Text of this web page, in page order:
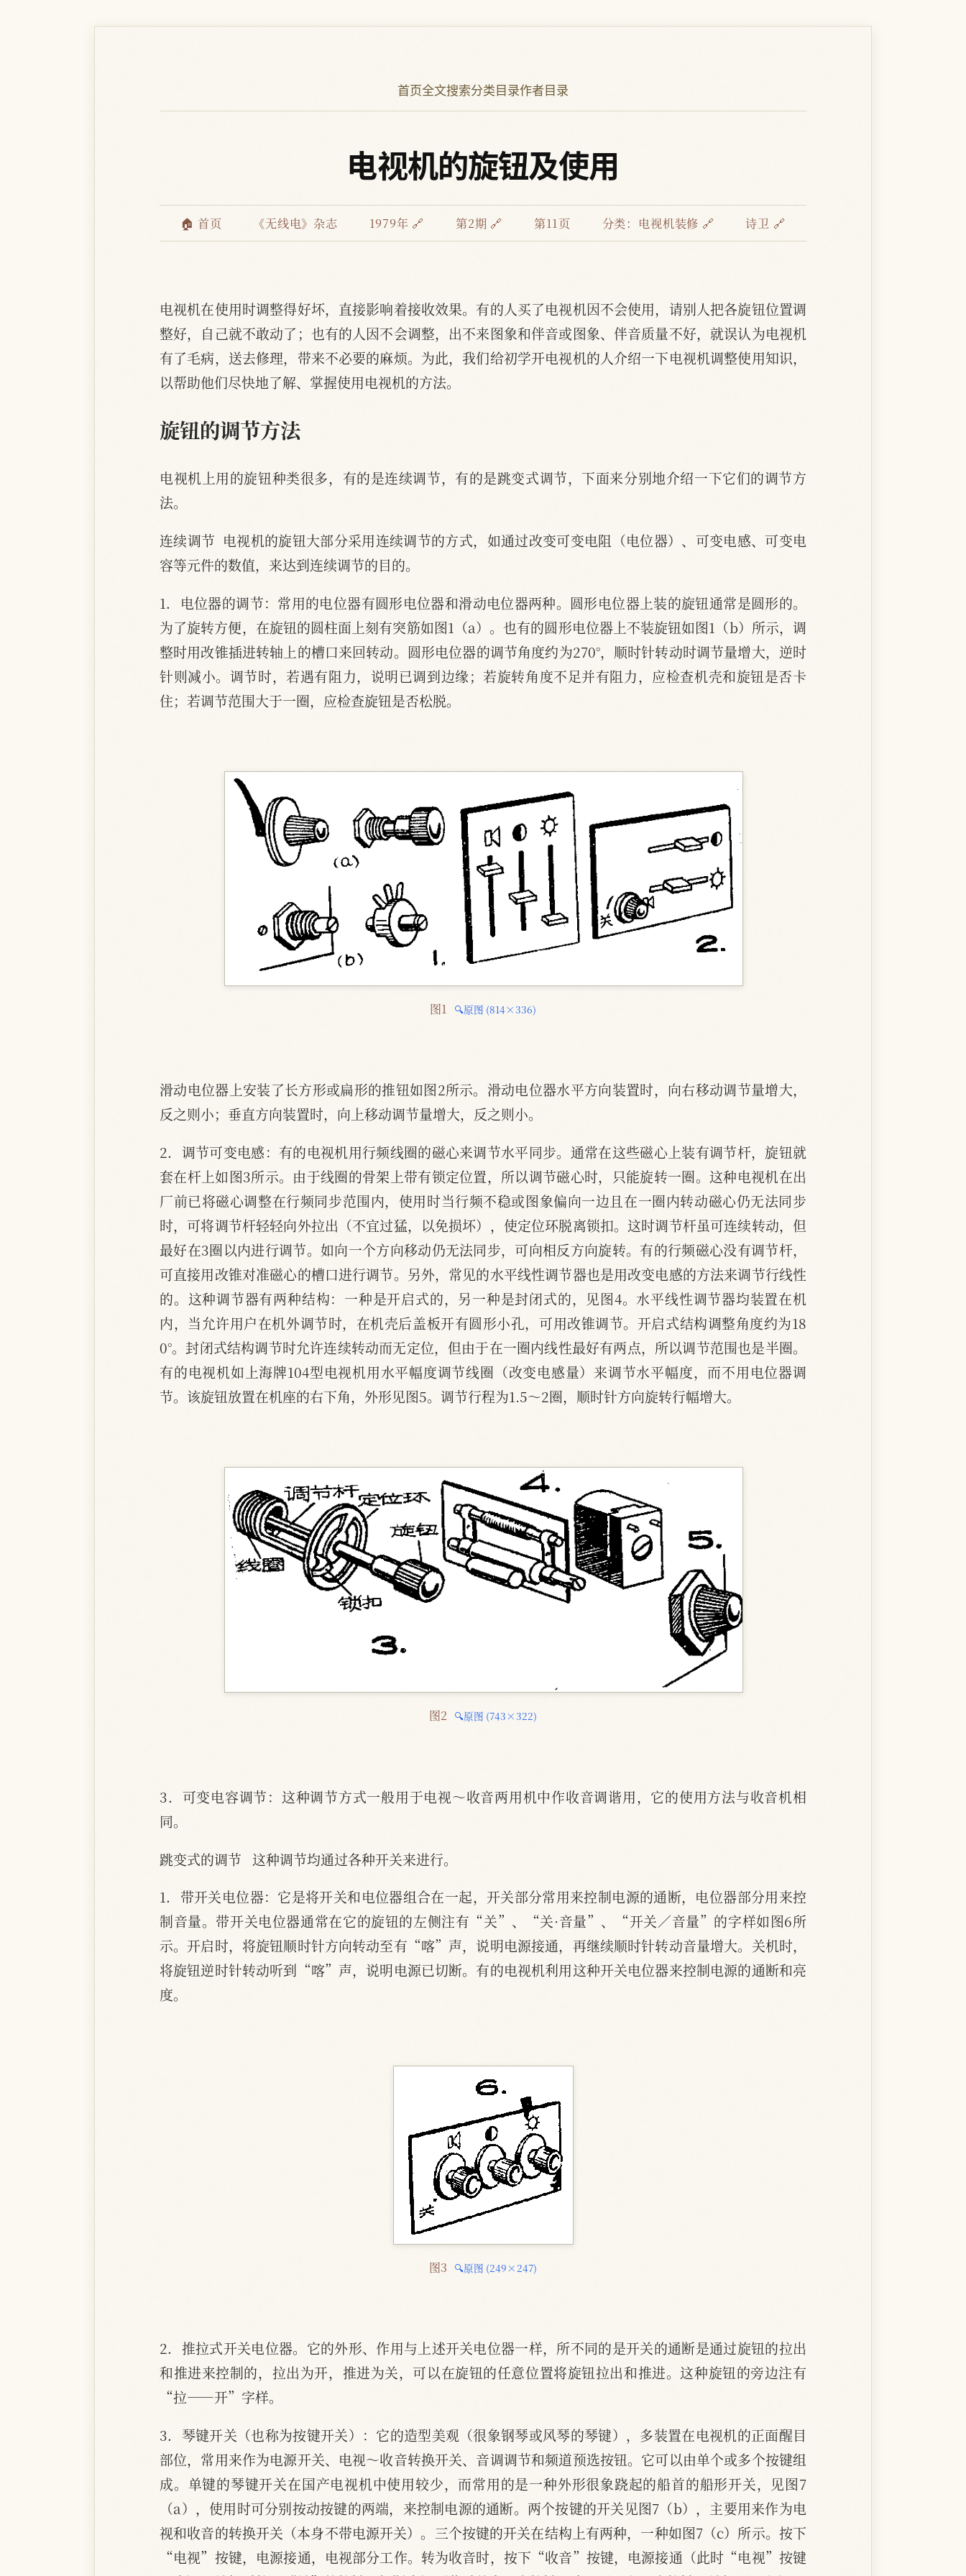
首页全文搜索分类目录作者目录
电视机的旋钮及使用
🏠 首页 《无线电》杂志 1979年 🔗 第2期 🔗 第11页 分类： 电视机装修 🔗 诗卫 🔗
电视机在使用时调整得好坏，直接影响着接收效果。有的人买了电视机因不会使用，请别人把各旋钮位置调
整好，自己就不敢动了；也有的人因不会调整，出不来图象和伴音或图象、伴音质量不好，就误认为电视机
有了毛病，送去修理，带来不必要的麻烦。为此，我们给初学开电视机的人介绍一下电视机调整使用知识，
以帮助他们尽快地了解、掌握使用电视机的方法。
旋钮的调节方法
电视机上用的旋钮种类很多，有的是连续调节，有的是跳变式调节，下面来分别地介绍一下它们的调节方
法。
连续调节  电视机的旋钮大部分采用连续调节的方式，如通过改变可变电阻（电位器）、可变电感、可变电
容等元件的数值，来达到连续调节的目的。
1．电位器的调节：常用的电位器有圆形电位器和滑动电位器两种。圆形电位器上装的旋钮通常是圆形的。
为了旋转方便，在旋钮的圆柱面上刻有突筋如图1（a）。也有的圆形电位器上不装旋钮如图1（b）所示，调
整时用改锥插进转轴上的槽口来回转动。圆形电位器的调节角度约为270°，顺时针转动时调节量增大，逆时
针则减小。调节时，若遇有阻力，说明已调到边缘；若旋转角度不足并有阻力，应检查机壳和旋钮是否卡
住；若调节范围大于一圈，应检查旋钮是否松脱。
图1 🔍原图 (814×336)
滑动电位器上安装了长方形或扁形的推钮如图2所示。滑动电位器水平方向装置时，向右移动调节量增大，
反之则小；垂直方向装置时，向上移动调节量增大，反之则小。
2．调节可变电感：有的电视机用行频线圈的磁心来调节水平同步。通常在这些磁心上装有调节杆，旋钮就
套在杆上如图3所示。由于线圈的骨架上带有锁定位置，所以调节磁心时，只能旋转一圈。这种电视机在出
厂前已将磁心调整在行频同步范围内，使用时当行频不稳或图象偏向一边且在一圈内转动磁心仍无法同步
时，可将调节杆轻轻向外拉出（不宜过猛，以免损坏），使定位环脱离锁扣。这时调节杆虽可连续转动，但
最好在3圈以内进行调节。如向一个方向移动仍无法同步，可向相反方向旋转。有的行频磁心没有调节杆，
可直接用改锥对准磁心的槽口进行调节。另外，常见的水平线性调节器也是用改变电感的方法来调节行线性
的。这种调节器有两种结构：一种是开启式的，另一种是封闭式的，见图4。水平线性调节器均装置在机
内，当允许用户在机外调节时，在机壳后盖板开有圆形小孔，可用改锥调节。开启式结构调整角度约为18
0°。封闭式结构调节时允许连续转动而无定位，但由于在一圈内线性最好有两点，所以调节范围也是半圈。
有的电视机如上海牌104型电视机用水平幅度调节线圈（改变电感量）来调节水平幅度，而不用电位器调
节。该旋钮放置在机座的右下角，外形见图5。调节行程为1.5～2圈，顺时针方向旋转行幅增大。
图2 🔍原图 (743×322)
3．可变电容调节：这种调节方式一般用于电视～收音两用机中作收音调谐用，它的使用方法与收音机相
同。
跳变式的调节   这种调节均通过各种开关来进行。
1．带开关电位器：它是将开关和电位器组合在一起，开关部分常用来控制电源的通断，电位器部分用来控
制音量。带开关电位器通常在它的旋钮的左侧注有“关”、“关·音量”、“开关／音量”的字样如图6所
示。开启时，将旋钮顺时针方向转动至有“喀”声，说明电源接通，再继续顺时针转动音量增大。关机时，
将旋钮逆时针转动听到“喀”声，说明电源已切断。有的电视机利用这种开关电位器来控制电源的通断和亮
度。
图3 🔍原图 (249×247)
2．推拉式开关电位器。它的外形、作用与上述开关电位器一样，所不同的是开关的通断是通过旋钮的拉出
和推进来控制的，拉出为开，推进为关，可以在旋钮的任意位置将旋钮拉出和推进。这种旋钮的旁边注有
“拉——开”字样。
3．琴键开关（也称为按键开关）：它的造型美观（很象钢琴或风琴的琴键），多装置在电视机的正面醒目
部位，常用来作为电源开关、电视～收音转换开关、音调调节和频道预选按钮。它可以由单个或多个按键组
成。单键的琴键开关在国产电视机中使用较少，而常用的是一种外形很象跷起的船首的船形开关，见图7
（a），使用时可分别按动按键的两端，来控制电源的通断。两个按键的开关见图7（b），主要用来作为电
视和收音的转换开关（本身不带电源开关）。三个按键的开关在结构上有两种，一种如图7（c）所示。按下
“电视”按键，电源接通，电视部分工作。转为收音时，按下“收音”按键，电源接通（此时“电视”按键